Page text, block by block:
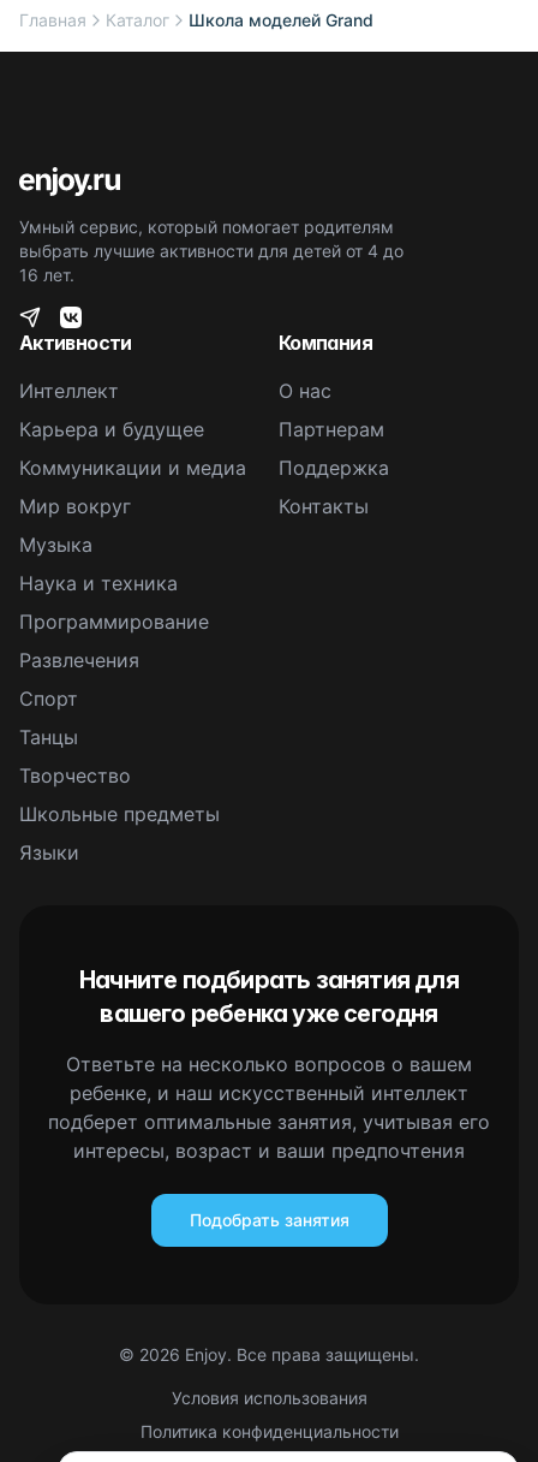
Главная Каталог Школа моделей Grand
Умный сервис, который помогает родителям
выбрать лучшие активности для детей от 4 до
16 лет.
Активности
Интеллект
Карьера и будущее
Коммуникации и медиа
Мир вокруг
Музыка
Наука и техника
Программирование
Развлечения
Спорт
Танцы
Творчество
Школьные предметы
Языки
Компания
О нас
Партнерам
Поддержка
Контакты
Начните подбирать занятия для
вашего ребенка уже сегодня
Ответьте на несколько вопросов о вашем
ребенке, и наш искусственный интеллект
подберет оптимальные занятия, учитывая его
интересы, возраст и ваши предпочтения
Подобрать занятия
© 2026 Enjoy. Все права защищены.
Условия использования
Политика конфиденциальности